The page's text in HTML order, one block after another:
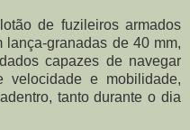
de fuzileiros armados
granadas de 40 mm,
capazes de navegar
velocidade e mobilidade,
tanto durante o dia